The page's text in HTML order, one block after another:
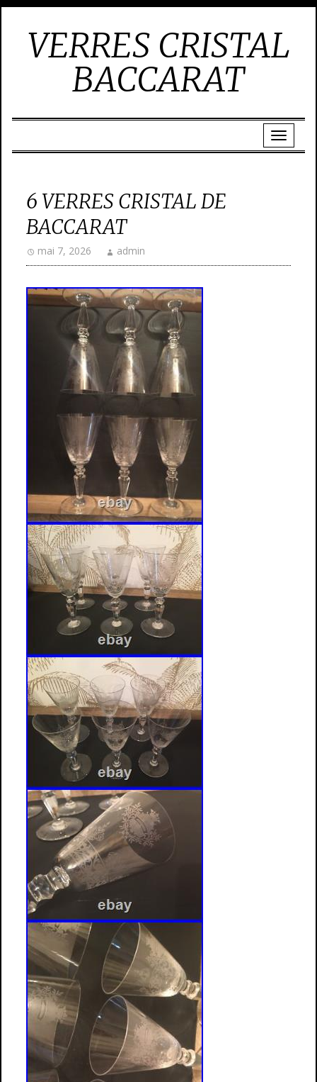
VERRES CRISTAL
BACCARAT
6 VERRES CRISTAL DE
BACCARAT
mai 7, 2026 admin